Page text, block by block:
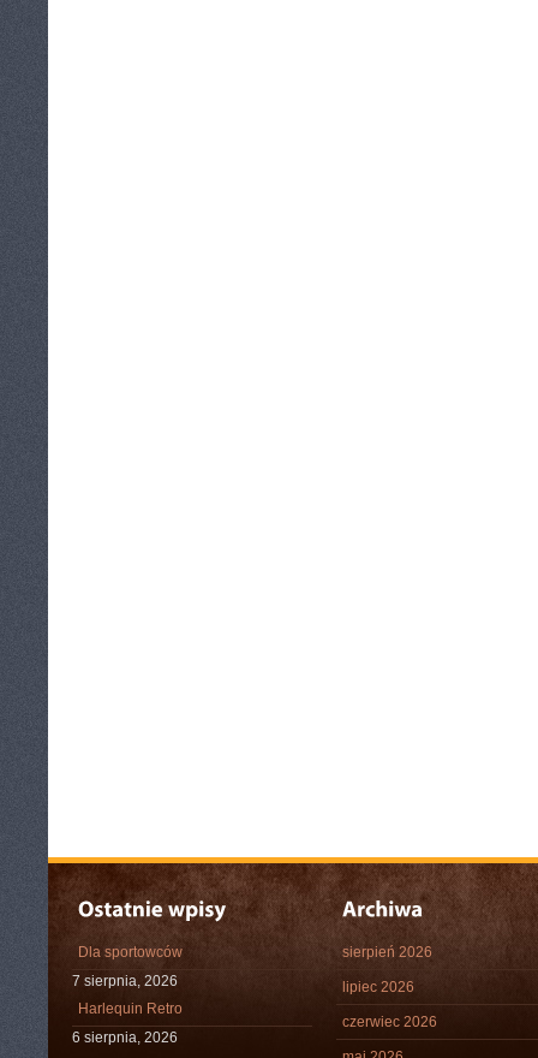
Dla sportowców
7 sierpnia, 2026
Harlequin Retro
6 sierpnia, 2026
sierpień 2026
lipiec 2026
czerwiec 2026